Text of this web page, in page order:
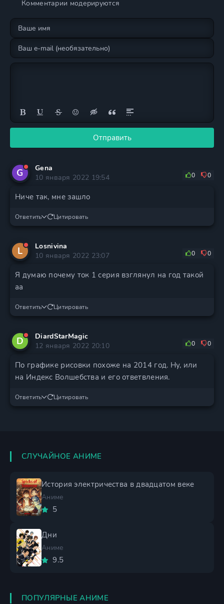
Комментарии модерируются
Отправить
G
Gena
10 января 2022 19:54
0 0
Ниче так, мне зашло
Ответить Цитировать
L
Losnivina
10 января 2022 23:07
0 0
Я думаю почему ток 1 серия взглянул на год такой
аа
Ответить Цитировать
D
DiardStarMagic
12 января 2022 20:10
0 0
По графике рисовки похоже на 2014 год. Ну, или
на Индекс Волшебства и его ответвления.
Ответить Цитировать
СЛУЧАЙНОЕ АНИМЕ
История электричества в двадцатом веке
Аниме
5
Дни
Аниме
9.5
ПОПУЛЯРНЫЕ АНИМЕ